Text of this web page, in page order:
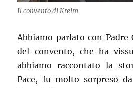
Il convento di Kreim
Abbiamo parlato con Padre
del convento, che ha
abbiamo raccontato la
Pace, fu molto sorpreso